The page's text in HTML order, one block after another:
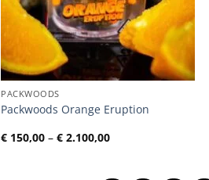
PACKWOODS
Packwoods Orange Eruption
€ 150,00 –€ 2.100,00Preisspanne: